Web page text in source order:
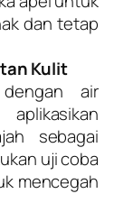
dan tetap
Kulit
air
sebagai
uji coba
mencegah